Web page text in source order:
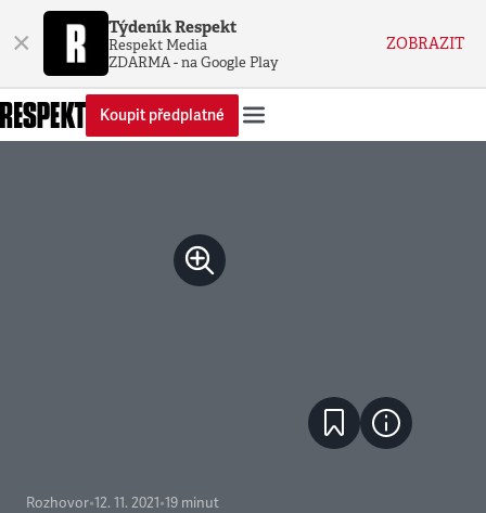
× Týdeník Respekt
Respekt Media
ZDARMA - na Google Play
ZOBRAZIT
Koupit předplatné
Rozhovor•12. 11. 2021•19 minut